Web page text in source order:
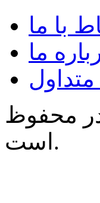
با ما
ما
محفوظ
است.